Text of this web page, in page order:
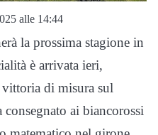
alle 14:44
la prossima stagione in
è arrivata ieri,
di misura sul
ai biancorossi